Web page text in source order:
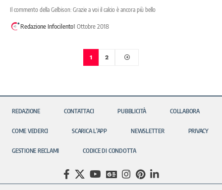
Il commento della Gelbison: Grazie a voi il calcio è ancora più bello
Redazione Infocilento1 Ottobre 2018
1 2
REDAZIONE CONTATTACI PUBBLICITÀ COLLABORA
COME VEDERCI SCARICA L’APP NEWSLETTER PRIVACY
GESTIONE RECLAMI CODICE DI CONDOTTA